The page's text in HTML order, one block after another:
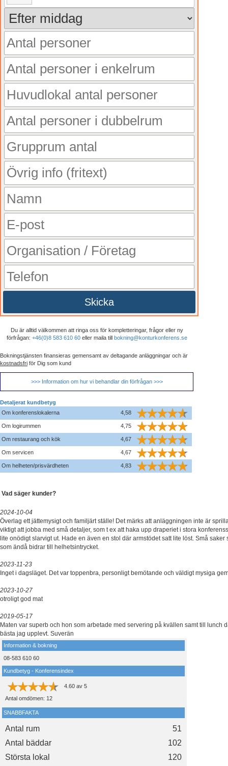
Skicka
Du är alltid välkommen att ringa oss för kompletteringar, frågor eller ny
förfrågan: +46(0)8 583 610 60eller maila till bokning@konturkonferens.se
Bokningstjänsten finansieras gemensamt av deltagande anläggningar och är
kostnadsfri för Dig som kund
>>> Information om hur vi behandlar din förfrågan >>>
Detaljerat kundbetyg
Om konferenslokalerna
4,58
Om logirummen 4,75
Om restaurang och kök 4,67
Om servicen 4,67
Om helheten/prisvärdheten 4,83
Vad säger kunder?
2024-10-04
Överlag ett jättemysigt och familjärt ställe! Det märks att anläggningen inte är
viktigt att jobba med små detaljer, som t ex att haka upp draperiet i stora
lite onödigt slarvigt ut. Hade en även en stol där armstödet satt lite löst. Små saker
som ändå bidrar till helhetsintrycket.
2023-11-23
Inget i dagsläget. Det var toppenbra, personligt bemötande och väldigt mysiga
2023-10-27
otroligt god mat
2019-05-17
Maten var superb och hon som arbetade med servering på kvällen samt till lunch
bästa jag upplevt. Suverän
Information & bokning
08-583 610 60
Kundbetyg - Konferensindex
4.60 av 5
Antal omdömen: 12
SNABBFAKTA
Antal rum
51
Antal bäddar
102
Största lokal
120